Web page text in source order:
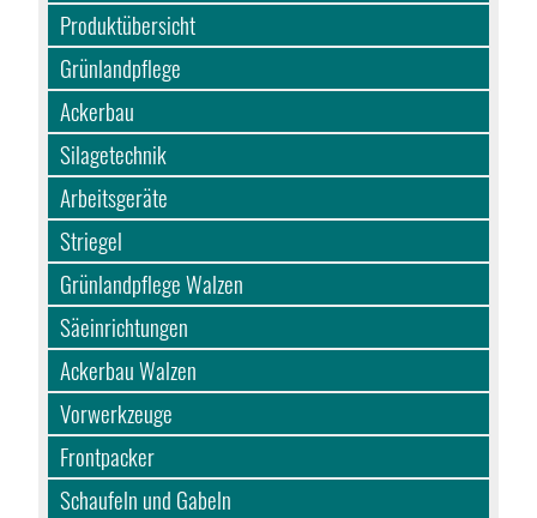
Produktübersicht
Grünlandpflege
Ackerbau
Silagetechnik
Arbeitsgeräte
Striegel
Grünlandpflege Walzen
Säeinrichtungen
Ackerbau Walzen
Vorwerkzeuge
Frontpacker
Schaufeln und Gabeln